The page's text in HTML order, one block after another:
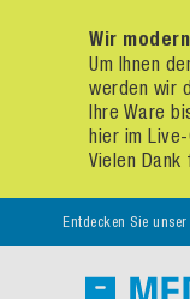
Wir
Um Ihnen
werden wir
Ihre Ware
hier im
Vielen Dank
Entdecken Sie